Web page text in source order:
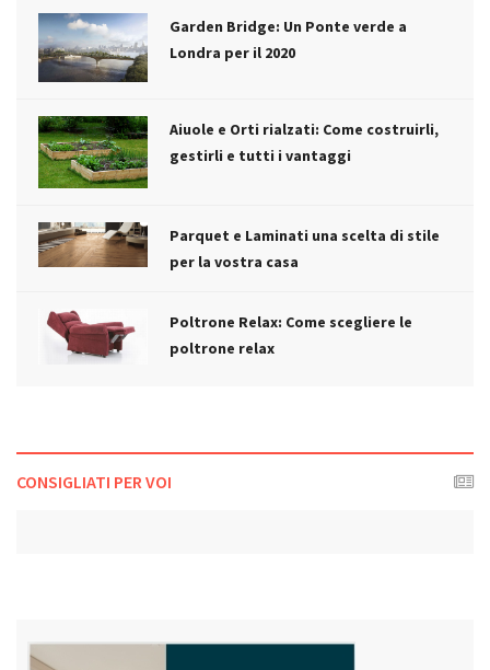
Garden Bridge: Un Ponte verde a
Londra per il 2020
Aiuole e Orti rialzati: Come costruirli,
gestirli e tutti i vantaggi
Parquet e Laminati una scelta di stile
per la vostra casa
Poltrone Relax: Come scegliere le
poltrone relax
CONSIGLIATI PER VOI